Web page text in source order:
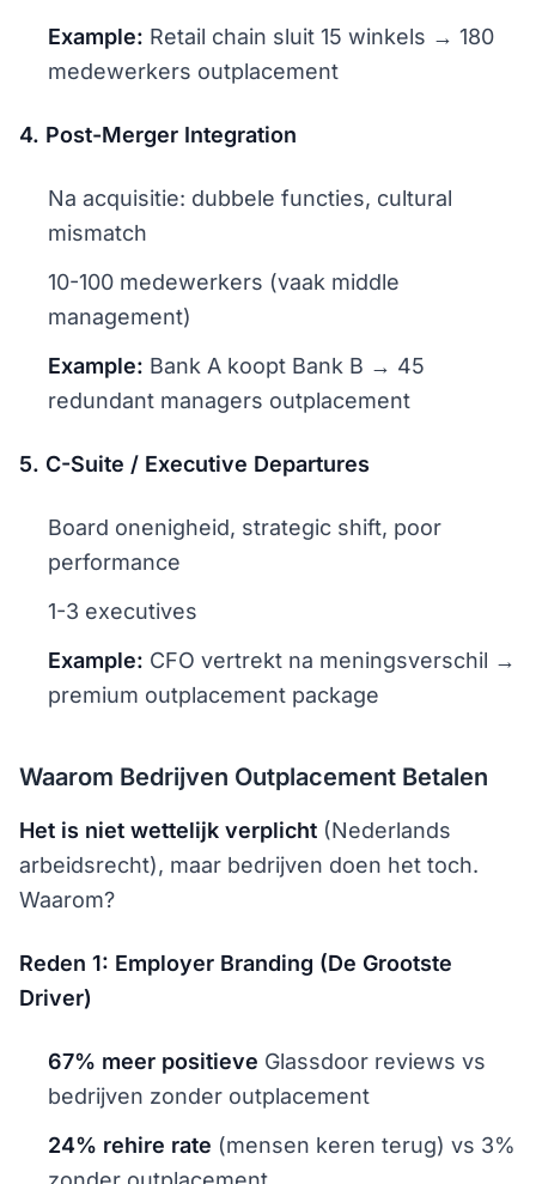
Example: Retail chain sluit 15 winkels → 180
medewerkers outplacement
4. Post-Merger Integration
Na acquisitie: dubbele functies, cultural
mismatch
10-100 medewerkers (vaak middle
management)
Example: Bank A koopt Bank B → 45
redundant managers outplacement
5. C-Suite / Executive Departures
Board onenigheid, strategic shift, poor
performance
1-3 executives
Example: CFO vertrekt na meningsverschil →
premium outplacement package
Waarom Bedrijven Outplacement Betalen
Het is niet wettelijk verplicht (Nederlands
arbeidsrecht), maar bedrijven doen het toch.
Waarom?
Reden 1: Employer Branding (De Grootste
Driver)
67% meer positieve Glassdoor reviews vs
bedrijven zonder outplacement
24% rehire rate (mensen keren terug) vs 3%